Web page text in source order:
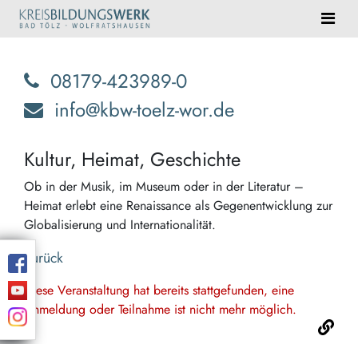
08179-423989-0
info@kbw-toelz-wor.de
Kultur, Heimat, Geschichte
Ob in der Musik, im Museum oder in der Literatur –
Heimat erlebt eine Renaissance als Gegenentwicklung zur
Globalisierung und Internationalität.
Zurück
Diese Veranstaltung hat bereits stattgefunden, eine
Anmeldung oder Teilnahme ist nicht mehr möglich.